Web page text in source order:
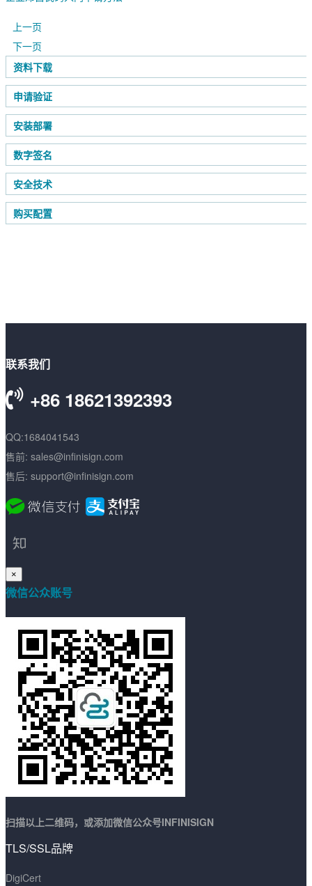
上一页
下一页
资料下载
申请验证
安装部署
数字签名
安全技术
购买配置
联系我们
+86 18621392393
QQ:1684041543
售前: sales@infinisign.com
售后: support@infinisign.com
×
微信公众账号
扫描以上二维码，或添加微信公众号INFINISIGN
TLS/SSL品牌
DigiCert